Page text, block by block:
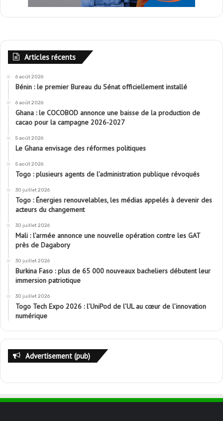
Articles récents
6 août 2026
Bénin : le premier Bureau du Sénat officiellement installé
6 août 2026
Ghana : le COCOBOD annonce une baisse de la production de
cacao pour la campagne 2026-2027
5 août 2026
Le Ghana envisage des réformes politiques
5 août 2026
Togo : plusieurs agents de l’administration publique révoqués
30 juillet 2026
Togo : Énergies renouvelables, les médias appelés à devenir des
acteurs du changement
30 juillet 2026
Mali : l’armée annonce une nouvelle opération contre les GAT
près de Dagabory
30 juillet 2026
Burkina Faso : plus de 65 000 nouveaux bacheliers débutent leur
immersion patriotique
30 juillet 2026
Togo Tech Expo 2026 : l’UniPod de l’UL au cœur de l’innovation
numérique
Advertisement (pub)